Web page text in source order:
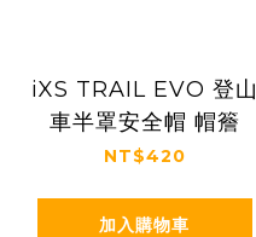
iXS TRAIL EVO 登山
車半罩安全帽 帽簷
NT$420
加入購物車